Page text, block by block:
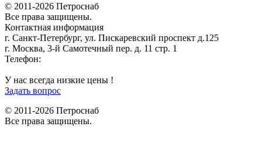
© 2011-2026 Петроснаб
Все права защищены.
Контактная информация
г. Санкт-Петербург, ул. Пискаревский проспект д.125
г. Москва, 3-й Самотечный пер. д. 11 стр. 1
Телефон:
У нас всегда низкие цены !
Задать вопрос
© 2011-2026 Петроснаб
Все права защищены.